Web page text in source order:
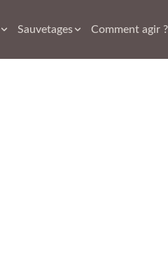
Sauvetages Comment agir ?